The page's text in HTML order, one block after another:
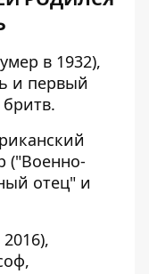
в 1932),
и первый
("Военно-
отец" и